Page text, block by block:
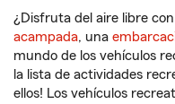
¿Disfruta del aire libre
acampada, una
mundo de los vehículos
la lista de actividades
ellos! Los vehículos